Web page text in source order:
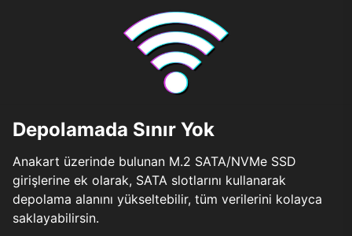
Depolamada Sınır Yok
Anakart üzerinde bulunan M.2 SATA/NVMe SSD
girişlerine ek olarak, SATA slotlarını kullanarak
depolama alanını yükseltebilir, tüm verilerini kolayca
saklayabilirsin.